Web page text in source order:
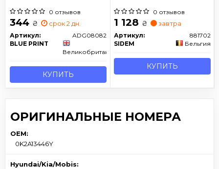
0 отзывов
344 ₴ срок 2 дн.
Артикул:
ADG08082
BLUE PRINT
Великобритания
КУПИТЬ
0 отзывов
1 128 ₴ завтра
Артикул:
881702
SIDEM
Бельгия
КУПИТЬ
ОРИГИНАЛЬНЫЕ НОМЕРА
OEM:
0K2A13446Y
Hyundai/Kia/Mobis: